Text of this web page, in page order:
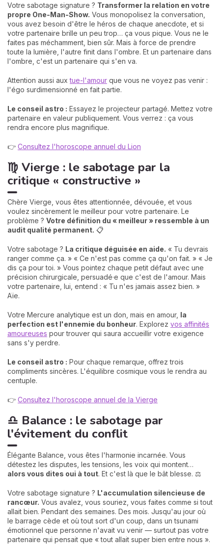
Votre sabotage signature ? Transformer la relation en votre
propre One-Man-Show. Vous monopolisez la conversation,
vous avez besoin d'être le héros de chaque anecdote, et si
votre partenaire brille un peu trop… ça vous pique. Vous ne le
faites pas méchamment, bien sûr. Mais à force de prendre
toute la lumière, l'autre finit dans l'ombre. Et un partenaire dans
l'ombre, c'est un partenaire qui s'en va.
Attention aussi auxtue-l'amour que vous ne voyez pas venir :
l'égo surdimensionné en fait partie.
Le conseil astro : Essayez le projecteur partagé. Mettez votre
partenaire en valeur publiquement. Vous verrez : ça vous
rendra encore plus magnifique.
👉 Consultez l'horoscope annuel du Lion
♍ Vierge : le sabotage par la
critique « constructive »
Chère Vierge, vous êtes attentionnée, dévouée, et vous
voulez sincèrement le meilleur pour votre partenaire. Le
problème ? Votre définition du « meilleur » ressemble à un
audit qualité permanent. 📋
Votre sabotage ? La critique déguisée en aide. « Tu devrais
ranger comme ça. » « Ce n'est pas comme ça qu'on fait. » « Je
dis ça pour toi. » Vous pointez chaque petit défaut avec une
précision chirurgicale, persuadé·e que c'est de l'amour. Mais
votre partenaire, lui, entend : « Tu n'es jamais assez bien. »
Aïe.
Votre Mercure analytique est un don, mais en amour, la
perfection est l'ennemie du bonheur. Explorez vos affinités
amoureuses pour trouver qui saura accueillir votre exigence
sans s'y perdre.
Le conseil astro : Pour chaque remarque, offrez trois
compliments sincères. L'équilibre cosmique vous le rendra au
centuple.
👉 Consultez l'horoscope annuel de la Vierge
♎ Balance : le sabotage par
l'évitement du conflit
Élégante Balance, vous êtes l'harmonie incarnée. Vous
détestez les disputes, les tensions, les voix qui montent…
alors vous dites oui à tout. Et c'est là que le bât blesse. ⚖️
Votre sabotage signature ? L'accumulation silencieuse de
rancœur. Vous avalez, vous souriez, vous faites comme si tout
allait bien. Pendant des semaines. Des mois. Jusqu'au jour où
le barrage cède et où tout sort d'un coup, dans un tsunami
émotionnel que personne n'avait vu venir — surtout pas votre
partenaire qui pensait que « tout allait super bien entre nous ».